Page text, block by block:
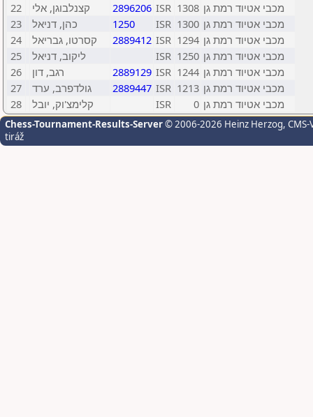
22
קצנלבוגן, אלי 2896206 ISR 1308 מכבי אטיוד רמת גן
23
כהן, דניאל 1250 ISR 1300 מכבי אטיוד רמת גן
24
קסרטו, גבריאל 2889412 ISR 1294 מכבי אטיוד רמת גן
25
ליקוב, דניאל ISR 1250 מכבי אטיוד רמת גן
26
רגב, דון 2889129 ISR 1244 מכבי אטיוד רמת גן
27
גולדפרב, ערד 2889447 ISR 1213 מכבי אטיוד רמת גן
28
קלימצ'וק, יובל ISR 0 מכבי אטיוד רמת גן
Chess-Tournament-Results-Server© 2006-2026 Heinz Herzog,
tiráž